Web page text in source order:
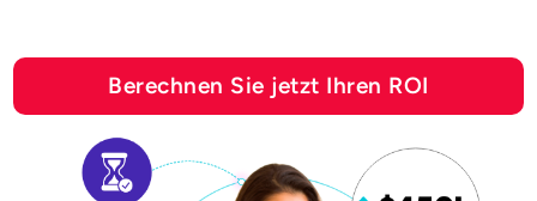
Berechnen Sie jetzt Ihren ROI